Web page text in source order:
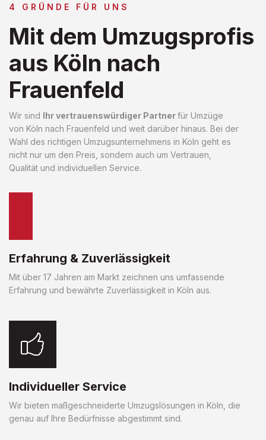
4 GRÜNDE FÜR UNS
Mit dem Umzugsprofis
aus Köln nach
Frauenfeld
Wir sind Ihr vertrauenswürdiger Partnerfür Umzüge
von Köln nach Frauenfeld und weit darüber hinaus. Bei der
Wahl des richtigen Umzugsunternehmens in Köln geht es
nicht nur um den Preis, sondern auch um Vertrauen,
Qualität und individuellen Service.
Erfahrung & Zuverlässigkeit
Mit über 17 Jahren am Markt zeichnen uns umfassende
Erfahrung und bewährte Zuverlässigkeit in Köln aus.
Individueller Service
Wir bieten maßgeschneiderte Umzugslösungen in Köln, die
genau auf Ihre Bedürfnisse abgestimmt sind.